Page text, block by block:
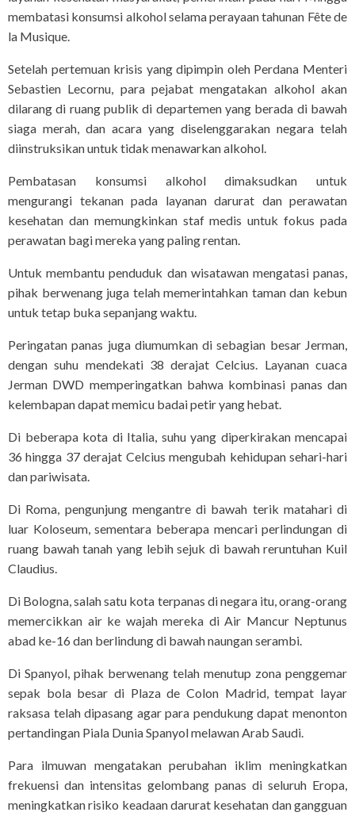
membatasi konsumsi alkohol selama perayaan tahunan Fête de
la Musique.
Setelah pertemuan krisis yang dipimpin oleh Perdana Menteri
Sebastien Lecornu, para pejabat mengatakan alkohol akan
dilarang di ruang publik di departemen yang berada di bawah
siaga merah, dan acara yang diselenggarakan negara telah
diinstruksikan untuk tidak menawarkan alkohol.
Pembatasan konsumsi alkohol dimaksudkan untuk
mengurangi tekanan pada layanan darurat dan perawatan
kesehatan dan memungkinkan staf medis untuk fokus pada
perawatan bagi mereka yang paling rentan.
Untuk membantu penduduk dan wisatawan mengatasi panas,
pihak berwenang juga telah memerintahkan taman dan kebun
untuk tetap buka sepanjang waktu.
Peringatan panas juga diumumkan di sebagian besar Jerman,
dengan suhu mendekati 38 derajat Celcius. Layanan cuaca
Jerman DWD memperingatkan bahwa kombinasi panas dan
kelembapan dapat memicu badai petir yang hebat.
Di beberapa kota di Italia, suhu yang diperkirakan mencapai
36 hingga 37 derajat Celcius mengubah kehidupan sehari-hari
dan pariwisata.
Di Roma, pengunjung mengantre di bawah terik matahari di
luar Koloseum, sementara beberapa mencari perlindungan di
ruang bawah tanah yang lebih sejuk di bawah reruntuhan Kuil
Claudius.
Di Bologna, salah satu kota terpanas di negara itu, orang-orang
memercikkan air ke wajah mereka di Air Mancur Neptunus
abad ke-16 dan berlindung di bawah naungan serambi.
Di Spanyol, pihak berwenang telah menutup zona penggemar
sepak bola besar di Plaza de Colon Madrid, tempat layar
raksasa telah dipasang agar para pendukung dapat menonton
pertandingan Piala Dunia Spanyol melawan Arab Saudi.
Para ilmuwan mengatakan perubahan iklim meningkatkan
frekuensi dan intensitas gelombang panas di seluruh Eropa,
meningkatkan risiko keadaan darurat kesehatan dan gangguan